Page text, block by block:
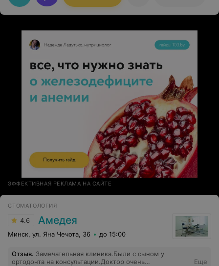
ЭФФЕКТИВНАЯ РЕКЛАМА НА САЙТЕ
СТОМАТОЛОГИЯ
4.6 Амедея
Минск, ул. Яна Чечота, 36 до 15:00
Отзыв. Замечательная клиника.Были с сыном у
ортодонта на консультации.Доктор очень
Еще